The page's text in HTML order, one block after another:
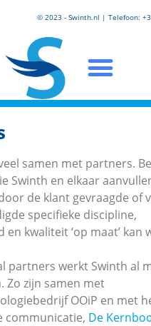
© 2023 - Swinth.nl | Telefoon:
samen met partners.
Swinth en elkaar
de klant gevraagde of
specifieke discipline,
en kwaliteit ‘op maat’ kan
partners werkt Swinth al
Zo zijn samen met
OOiP en met
communicatie, De